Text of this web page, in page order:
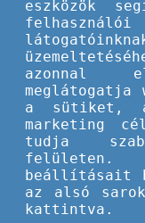
Mi az
eszközök
felhasználói
azonnal
meglátogatja
a sütiket,
marketing
tudja
felületen.
beállításait
az alsó
kattintva.